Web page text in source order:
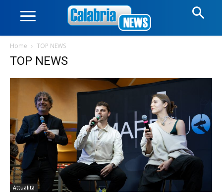
Home TOP NEWS
TOP NEWS
Attualità